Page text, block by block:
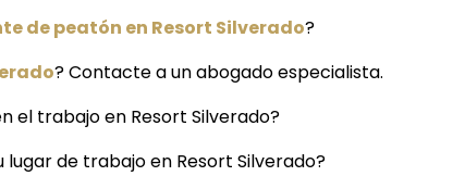
de peatón en Resort Silverado?
? Contacte a un abogado especialista.
el trabajo en Resort Silverado?
lugar de trabajo en Resort Silverado?